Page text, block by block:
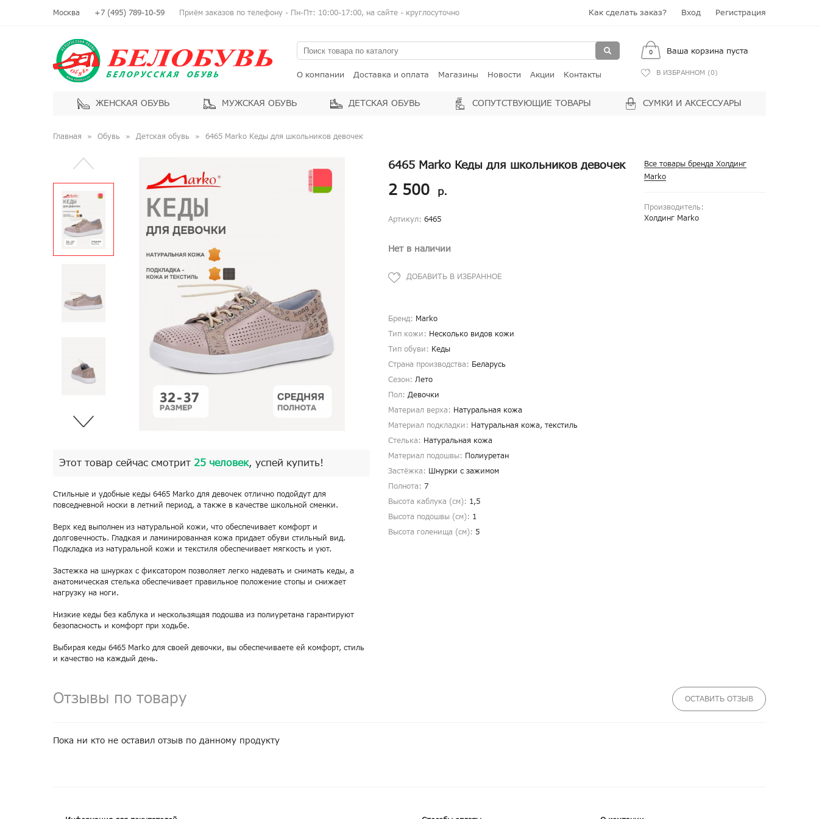
Москва +7 (495) 789-10-59 Приём заказов по телефону - Пн-Пт: 10:00-17:00, на сайте - круглосуточно Как сделать заказ? Вход Регистрация
О компании Доставка и оплата Магазины Новости Акции Контакты
0 Ваша корзина пуста
В ИЗБРАННОМ (0)
ЖЕНСКАЯ ОБУВЬ МУЖСКАЯ ОБУВЬ ДЕТСКАЯ ОБУВЬ СОПУТСТВУЮЩИЕ ТОВАРЫ СУМКИ И АКСЕССУАРЫ
Главная Обувь Детская обувь 6465 Marko Кеды для школьников девочек
Этот товар сейчас смотрит 25 человек, успей купить!
Стильные и удобные кеды 6465 Marko для девочек отлично подойдут для
повседневной носки в летний период, а также в качестве школьной сменки.
Верх кед выполнен из натуральной кожи, что обеспечивает комфорт и
долговечность. Гладкая и ламинированная кожа придает обуви стильный вид.
Подкладка из натуральной кожи и текстиля обеспечивает мягкость и уют.
Застежка на шнурках с фиксатором позволяет легко надевать и снимать кеды, а
анатомическая стелька обеспечивает правильное положение стопы и снижает
нагрузку на ноги.
Низкие кеды без каблука и нескользящая подошва из полиуретана гарантируют
безопасность и комфорт при ходьбе.
Выбирая кеды 6465 Marko для своей девочки, вы обеспечиваете ей комфорт, стиль
и качество на каждый день.
Все товары бренда Холдинг
Marko
Производитель:
Холдинг Marko
6465 Marko Кеды для школьников девочек
2 500 р.
Артикул: 6465
Нет в наличии
Бренд: Marko
Тип кожи: Несколько видов кожи
Тип обуви: Кеды
Страна производства: Беларусь
Сезон: Лето
Пол: Девочки
Материал верха: Натуральная кожа
Материал подкладки: Натуральная кожа, текстиль
Стелька: Натуральная кожа
Материал подошвы: Полиуретан
Застёжка: Шнурки с зажимом
Полнота: 7
Высота каблука (см): 1,5
Высота подошвы (см): 1
Высота голенища (cм): 5
Отзывы по товару ОСТАВИТЬ ОТЗЫВ
Пока ни кто не оставил отзыв по данному продукту